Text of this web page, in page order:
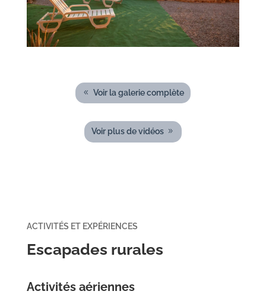
Voir la galerie complète
Voir plus de vidéos
ACTIVITÉS ET EXPÉRIENCES
Escapades rurales
Activités aériennes